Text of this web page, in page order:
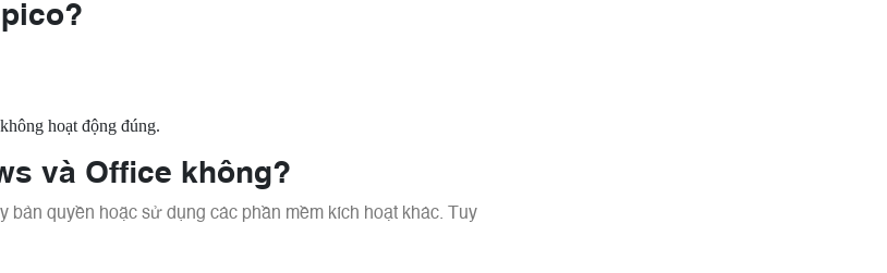
hoạt động đúng.
và Office không?
quyền hoặc sử dụng các phần mềm kích hoạt khác. Tuy